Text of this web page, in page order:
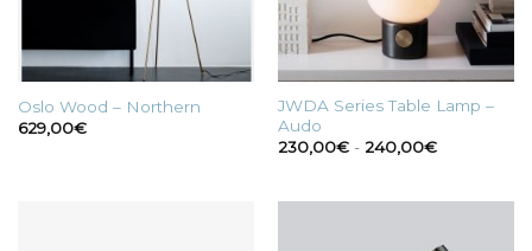
Oslo Wood – Northern
629,00€
JWDA Series Table Lamp –
Audo
230,00€ - 240,00€Fascia
230,00€